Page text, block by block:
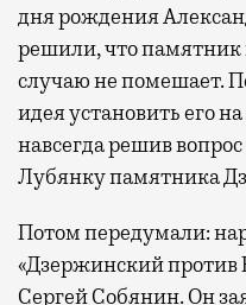
дня рождения
решили, что памятник
случаю не помешает.
идея установить его
навсегда решив
Лубянку памятника
Потом передумали:
«Дзержинский против
Сергей Собянин. Он